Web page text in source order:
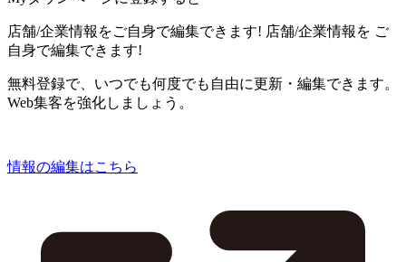
店舗/企業情報をご自身で編集できます! 店舗/企業情報を ご
自身で編集できます!
無料登録で、いつでも何度でも自由に更新・編集できます。
Web集客を強化しましょう。
情報の編集はこちら